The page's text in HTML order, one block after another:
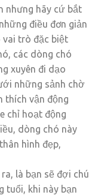
nhưng hãy cứ bắt
điều đơn giản
vai trò đặc biệt
các dòng chó
xuyên đi dạo
những sảnh chờ
thích vận động
chỉ hoạt động
dòng chó này
hình đẹp,
là bạn sẽ đợi chú
tuổi, khi này bạn